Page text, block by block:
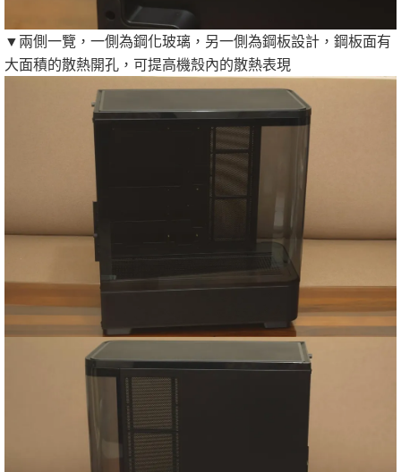
▼兩側一覽，一側為鋼化玻璃，另一側為鋼板設計，鋼板面有
大面積的散熱開孔，可提高機殼內的散熱表現